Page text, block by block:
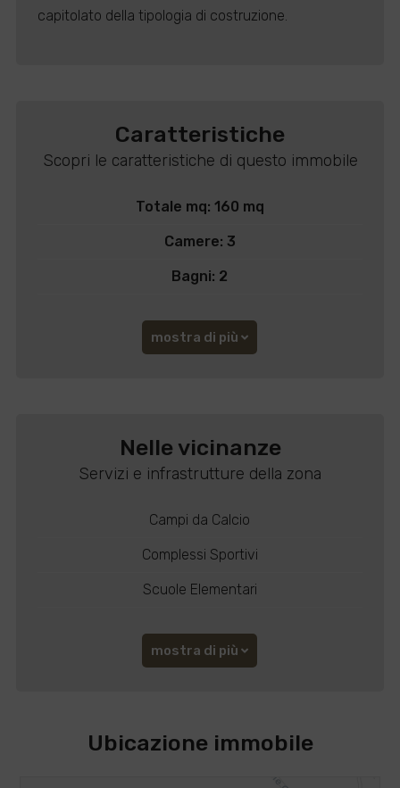
capitolato della tipologia di costruzione.
Caratteristiche
Scopri le caratteristiche di questo immobile
Totale mq: 160 mq
Camere: 3
Bagni: 2
mostra di più
Nelle vicinanze
Servizi e infrastrutture della zona
Campi da Calcio
Complessi Sportivi
Scuole Elementari
mostra di più
Ubicazione immobile